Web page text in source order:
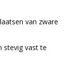
van zware
stevig vast te